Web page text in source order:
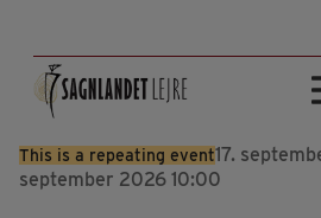
indhold
This is a repeating event17.
september 2026 10:00